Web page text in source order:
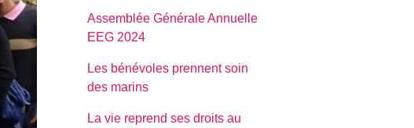
Assemblée Générale Annuelle
EEG 2024
Les bénévoles prennent soin
des marins
La vie reprend ses droits au